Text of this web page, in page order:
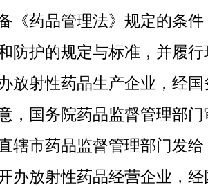
《药品管理法》规定的条
防护的规定与标准，并履
放射性药品生产企业，经
，国务院药品监督管理部
辖市药品监督管理部门发
办放射性药品经营企业，